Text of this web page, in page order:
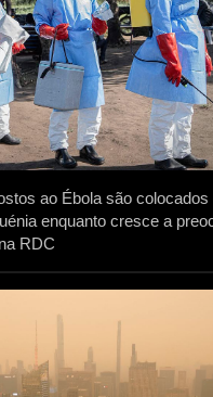
ao Ébola são colocados
enquanto cresce a
RDC